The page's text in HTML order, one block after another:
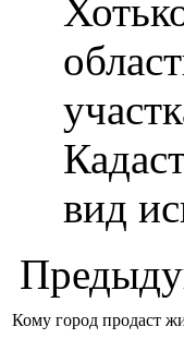
вид
Кому город продаст